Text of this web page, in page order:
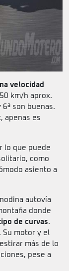
velocidad
km/h aprox.
son buenas.
apenas es
lo que puede
como
asiento a
autovía
donde
de curvas.
Su motor y el
más de lo
pese a